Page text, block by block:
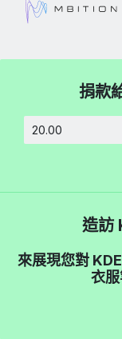
捐款
造訪
來展現您對
衣